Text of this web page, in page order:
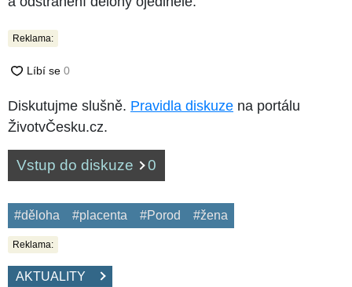
Reklama:
Diskutujme slušně. Pravidla diskuze na portálu
ŽivotvČesku.cz.
Vstup do diskuze 0
#děloha #placenta #Porod #žena
Reklama:
AKTUALITY